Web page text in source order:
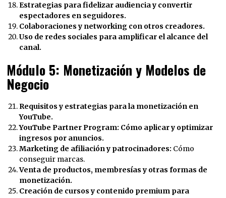
Estrategias para fidelizar audiencia y convertir
espectadores en seguidores.
Colaboraciones y networking con otros creadores.
Uso de redes sociales para amplificar el alcance del
canal.
Módulo 5: Monetización y Modelos de
Negocio
Requisitos y estrategias para la monetización en
YouTube.
YouTube Partner Program: Cómo aplicar y optimizar
ingresos por anuncios.
Marketing de afiliación y patrocinadores: Cómo
conseguir marcas.
Venta de productos, membresías y otras formas de
monetización.
Creación de cursos y contenido premium para